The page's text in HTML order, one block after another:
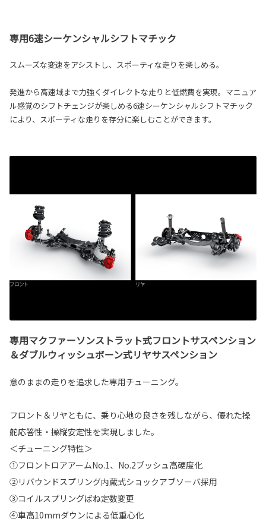
専用6速シーケンシャルシフトマチック
スムーズな変速をアシストし、スポーティな走りを楽しめる。
発進から高速域まで力強くダイレクトな走りと低燃費を実現。マニュア
ル感覚のシフトチェンジが楽しめる6速シーケンシャルシフトマチック
により、スポーティな走りを存分に楽しむことができます。
専用マクファーソンストラット式フロントサスペンション
＆ダブルウィッシュボーン式リヤサスペンション
意のままの走りを追求した専用チューニング。
フロント＆リヤともに、乗り心地の良さを残しながら、優れた操
舵応答性・操縦安定性を実現しました。
＜チューニング特性＞
①フロントロアアームNo.1、No.2ブッシュ高硬度化
②リバウンドスプリング内蔵式ショックアブソーバ採用
③コイルスプリングばね定数変更
④車高10mmダウンによる低重心化